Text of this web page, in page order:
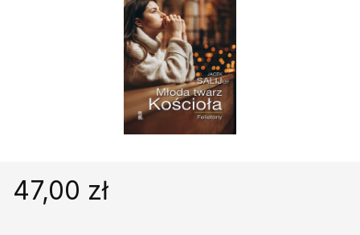
Książki obcojęzyczne
Poradniki, leksykony...
Podręczniki szkolne
Promocja
47,00 zł